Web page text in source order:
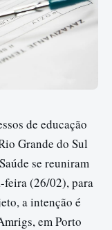
de educação
Grande do Sul
se reuniram
feira (26/02), para
a intenção é
em Porto